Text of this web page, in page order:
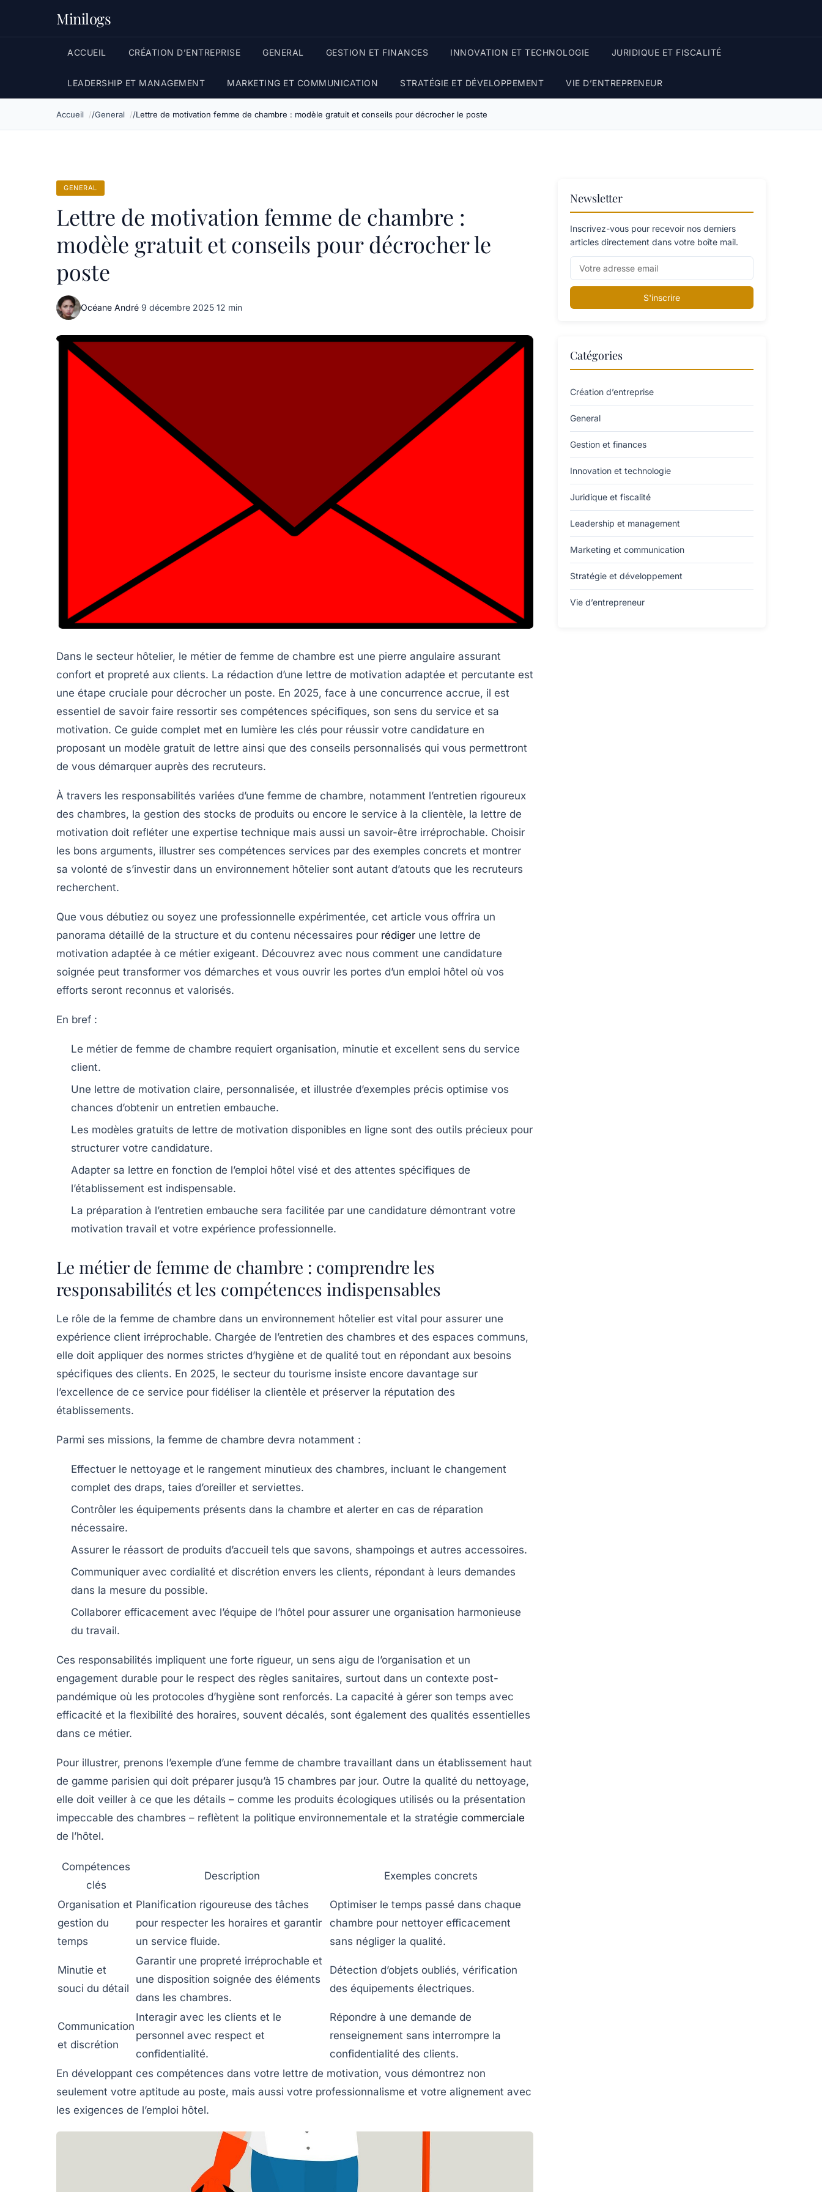
Minilogs
ACCUEIL CRÉATION D’ENTREPRISE GENERAL GESTION ET FINANCES INNOVATION ET TECHNOLOGIE JURIDIQUE ET FISCALITÉ
LEADERSHIP ET MANAGEMENT MARKETING ET COMMUNICATION STRATÉGIE ET DÉVELOPPEMENT VIE D’ENTREPRENEUR
Accueil General Lettre de motivation femme de chambre : modèle gratuit et conseils pour décrocher le poste
GENERAL
Lettre de motivation femme de chambre :
modèle gratuit et conseils pour décrocher le
poste
Océane André·9 décembre 2025·12 min
Dans le secteur hôtelier, le métier de femme de chambre est une pierre angulaire assurant
confort et propreté aux clients. La rédaction d’une lettre de motivation adaptée et percutante est
une étape cruciale pour décrocher un poste. En 2025, face à une concurrence accrue, il est
essentiel de savoir faire ressortir ses compétences spécifiques, son sens du service et sa
motivation. Ce guide complet met en lumière les clés pour réussir votre candidature en
proposant un modèle gratuit de lettre ainsi que des conseils personnalisés qui vous permettront
de vous démarquer auprès des recruteurs.
À travers les responsabilités variées d’une femme de chambre, notamment l’entretien rigoureux
des chambres, la gestion des stocks de produits ou encore le service à la clientèle, la lettre de
motivation doit refléter une expertise technique mais aussi un savoir-être irréprochable. Choisir
les bons arguments, illustrer ses compétences services par des exemples concrets et montrer
sa volonté de s’investir dans un environnement hôtelier sont autant d’atouts que les recruteurs
recherchent.
Que vous débutiez ou soyez une professionnelle expérimentée, cet article vous offrira un
panorama détaillé de la structure et du contenu nécessaires pour rédiger une lettre de
motivation adaptée à ce métier exigeant. Découvrez avec nous comment une candidature
soignée peut transformer vos démarches et vous ouvrir les portes d’un emploi hôtel où vos
efforts seront reconnus et valorisés.
En bref :
Le métier de femme de chambre requiert organisation, minutie et excellent sens du service
client.
Une lettre de motivation claire, personnalisée, et illustrée d’exemples précis optimise vos
chances d’obtenir un entretien embauche.
Les modèles gratuits de lettre de motivation disponibles en ligne sont des outils précieux pour
structurer votre candidature.
Adapter sa lettre en fonction de l’emploi hôtel visé et des attentes spécifiques de
l’établissement est indispensable.
La préparation à l’entretien embauche sera facilitée par une candidature démontrant votre
motivation travail et votre expérience professionnelle.
Le métier de femme de chambre : comprendre les
responsabilités et les compétences indispensables
Le rôle de la femme de chambre dans un environnement hôtelier est vital pour assurer une
expérience client irréprochable. Chargée de l’entretien des chambres et des espaces communs,
elle doit appliquer des normes strictes d’hygiène et de qualité tout en répondant aux besoins
spécifiques des clients. En 2025, le secteur du tourisme insiste encore davantage sur
l’excellence de ce service pour fidéliser la clientèle et préserver la réputation des
établissements.
Parmi ses missions, la femme de chambre devra notamment :
Effectuer le nettoyage et le rangement minutieux des chambres, incluant le changement
complet des draps, taies d’oreiller et serviettes.
Contrôler les équipements présents dans la chambre et alerter en cas de réparation
nécessaire.
Assurer le réassort de produits d’accueil tels que savons, shampoings et autres accessoires.
Communiquer avec cordialité et discrétion envers les clients, répondant à leurs demandes
dans la mesure du possible.
Collaborer efficacement avec l’équipe de l’hôtel pour assurer une organisation harmonieuse
du travail.
Ces responsabilités impliquent une forte rigueur, un sens aigu de l’organisation et un
engagement durable pour le respect des règles sanitaires, surtout dans un contexte post-
pandémique où les protocoles d’hygiène sont renforcés. La capacité à gérer son temps avec
efficacité et la flexibilité des horaires, souvent décalés, sont également des qualités essentielles
dans ce métier.
Pour illustrer, prenons l’exemple d’une femme de chambre travaillant dans un établissement haut
de gamme parisien qui doit préparer jusqu’à 15 chambres par jour. Outre la qualité du nettoyage,
elle doit veiller à ce que les détails – comme les produits écologiques utilisés ou la présentation
impeccable des chambres – reflètent la politique environnementale et la stratégie commerciale
de l’hôtel.
Compétences
clés
Description Exemples concrets
Organisation et
gestion du
temps
Planification rigoureuse des tâches
pour respecter les horaires et garantir
un service fluide.
Optimiser le temps passé dans chaque
chambre pour nettoyer efficacement
sans négliger la qualité.
Minutie et
souci du détail
Garantir une propreté irréprochable et
une disposition soignée des éléments
dans les chambres.
Détection d’objets oubliés, vérification
des équipements électriques.
Communication
et discrétion
Interagir avec les clients et le
personnel avec respect et
confidentialité.
Répondre à une demande de
renseignement sans interrompre la
confidentialité des clients.
En développant ces compétences dans votre lettre de motivation, vous démontrez non
seulement votre aptitude au poste, mais aussi votre professionnalisme et votre alignement avec
les exigences de l’emploi hôtel.
Newsletter
Inscrivez-vous pour recevoir nos derniers
articles directement dans votre boîte mail.
S'inscrire
Catégories
Création d’entreprise
General
Gestion et finances
Innovation et technologie
Juridique et fiscalité
Leadership et management
Marketing et communication
Stratégie et développement
Vie d’entrepreneur